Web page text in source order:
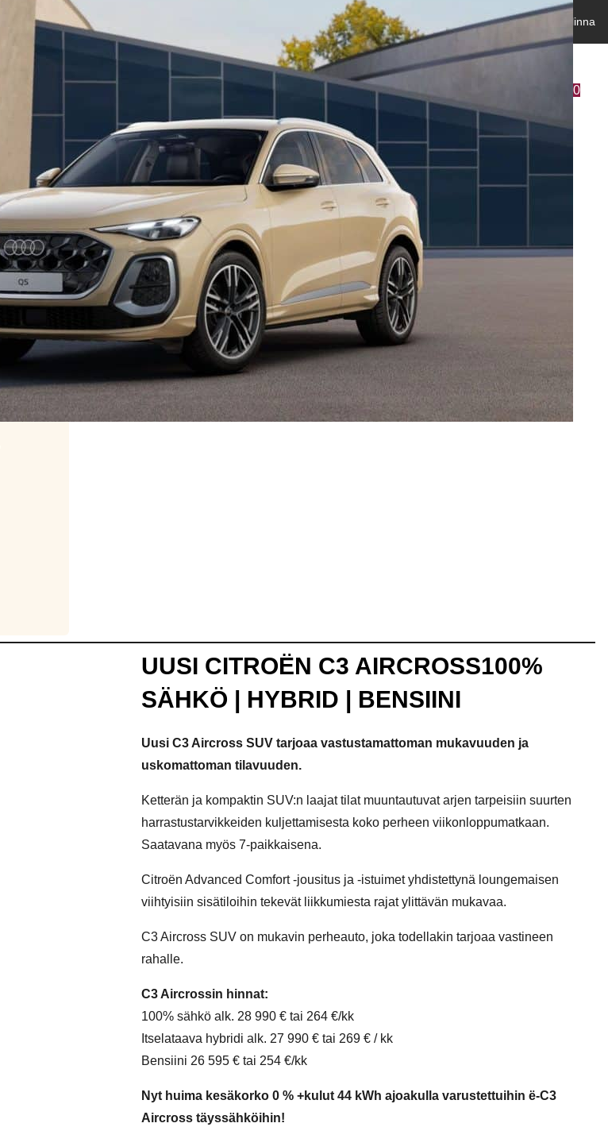
Jyväskylä Palanderinkatu Savilahden Auto Mikkeli Savilahden Auto Savonlinna
0
UUSI CITROËN C3 AIRCROSS100%
SÄHKÖ | HYBRID | BENSIINI
Uusi C3 Aircross SUV tarjoaa vastustamattoman mukavuuden ja
uskomattoman tilavuuden.
Ketterän ja kompaktin SUV:n laajat tilat muuntautuvat arjen tarpeisiin suurten
harrastustarvikkeiden kuljettamisesta koko perheen viikonloppumatkaan.
Saatavana myös 7-paikkaisena.
Citroën Advanced Comfort -jousitus ja -istuimet yhdistettynä loungemaisen
viihtyisiin sisätiloihin tekevät liikkumiesta rajat ylittävän mukavaa.
C3 Aircross SUV on mukavin perheauto, joka todellakin tarjoaa vastineen
rahalle.
C3 Aircrossin hinnat:
100% sähkö alk. 28 990 € tai 264 €/kk
Itselataava hybridi alk. 27 990 € tai 269 € / kk
Bensiini 26 595 € tai 254 €/kk
Nyt huima kesäkorko 0 % +kulut 44 kWh ajoakulla varustettuihin ë-C3
Aircross täyssähköihin!